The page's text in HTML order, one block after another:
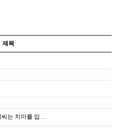
제목
이 달의 책 추천2월[최고의 빵집아저씨는 치마를 입어요…